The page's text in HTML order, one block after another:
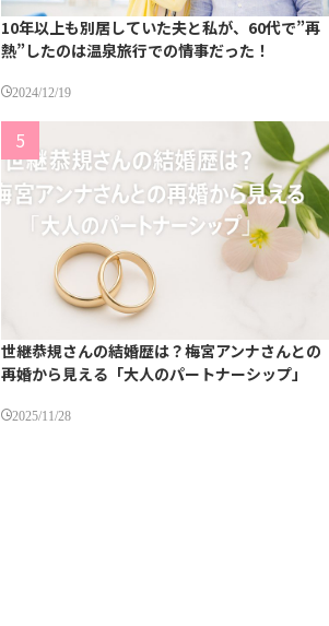
10年以上も別居していた夫と私が、60代で”再
熱”したのは温泉旅行での情事だった！
2024/12/19
世継恭規さんの結婚歴は？梅宮アンナさんとの
再婚から見える「大人のパートナーシップ」
2025/11/28